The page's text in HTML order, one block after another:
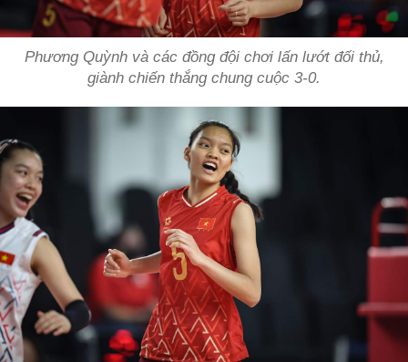
Phương Quỳnh và các đồng đội chơi lấn lướt đối thủ,
giành chiến thắng chung cuộc 3-0.